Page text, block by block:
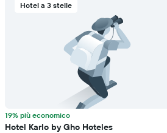
Hotel a 3 stelle
19% più economico
Hotel Karlo by Gho Hoteles